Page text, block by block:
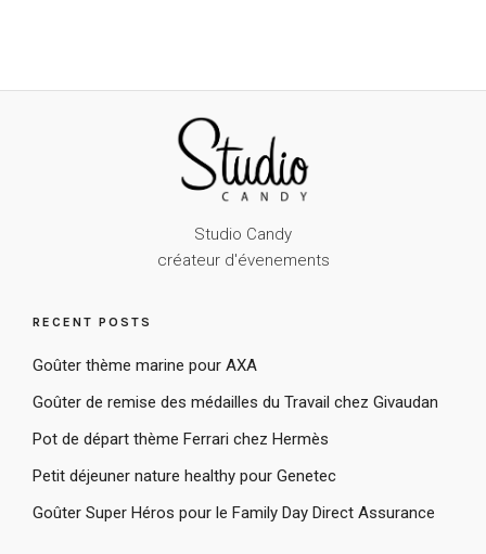
Studio Candy
créateur d'évenements
RECENT POSTS
Goûter thème marine pour AXA
Goûter de remise des médailles du Travail chez Givaudan
Pot de départ thème Ferrari chez Hermès
Petit déjeuner nature healthy pour Genetec
Goûter Super Héros pour le Family Day Direct Assurance